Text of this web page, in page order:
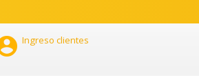
Ingreso clientes